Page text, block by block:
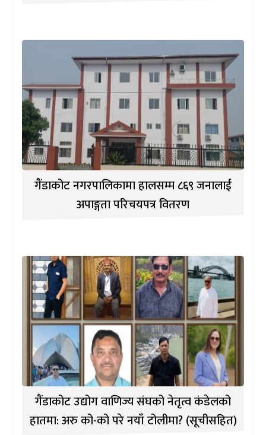
गैंडाकोट नगरपालिकामा हालसम्म ८६९ जनालाई
अपाङ्गता परिचयपत्र वितरण
गैंडाकोट उद्योग वाणिज्य संघको नेतृत्व कंडेलको
हातमा: अरु को-को परे नयाँ टोलीमा? (सूचीसहित)